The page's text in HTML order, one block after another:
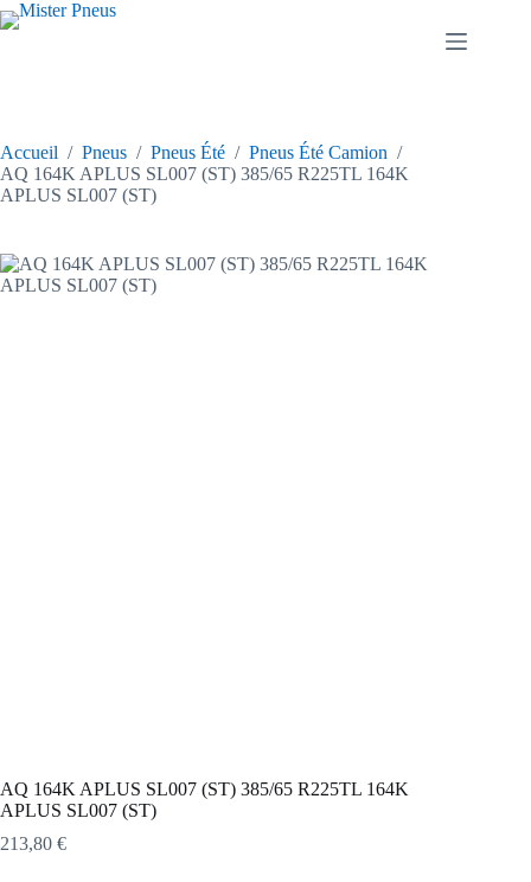
Passer
au
Accueil / Pneus / Pneus Été / Pneus Été Camion /
AQ 164K APLUS SL007 (ST) 385/65 R225TL 164K
APLUS SL007 (ST)
AQ 164K APLUS SL007 (ST) 385/65 R225TL 164K
APLUS SL007 (ST)
213,80 €